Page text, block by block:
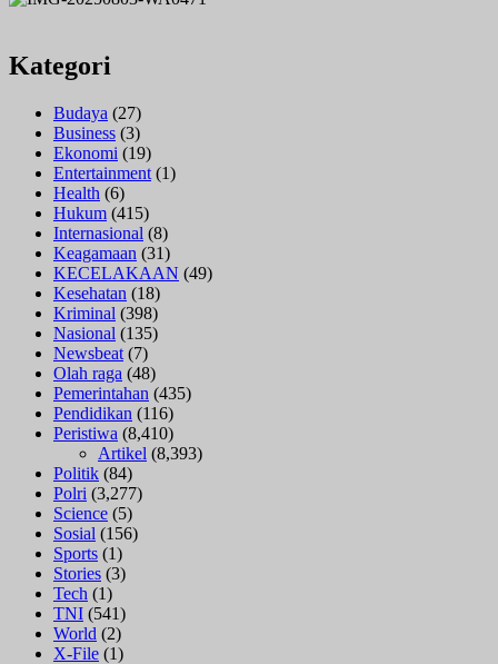
Kategori
Budaya (27)
Business (3)
Ekonomi (19)
Entertainment (1)
Health (6)
Hukum (415)
Internasional (8)
Keagamaan (31)
KECELAKAAN (49)
Kesehatan (18)
Kriminal (398)
Nasional (135)
Newsbeat (7)
Olah raga (48)
Pemerintahan (435)
Pendidikan (116)
Peristiwa (8,410)
Artikel (8,393)
Politik (84)
Polri (3,277)
Science (5)
Sosial (156)
Sports (1)
Stories (3)
Tech (1)
TNI (541)
World (2)
X-File (1)